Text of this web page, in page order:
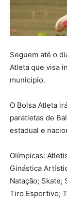
Seguem até o
Atleta que visa
município.
O Bolsa Atleta
paratletas de
estadual e
Olímpicas:
Ginástica
Natação; Skate;
Tiro Esportivo;